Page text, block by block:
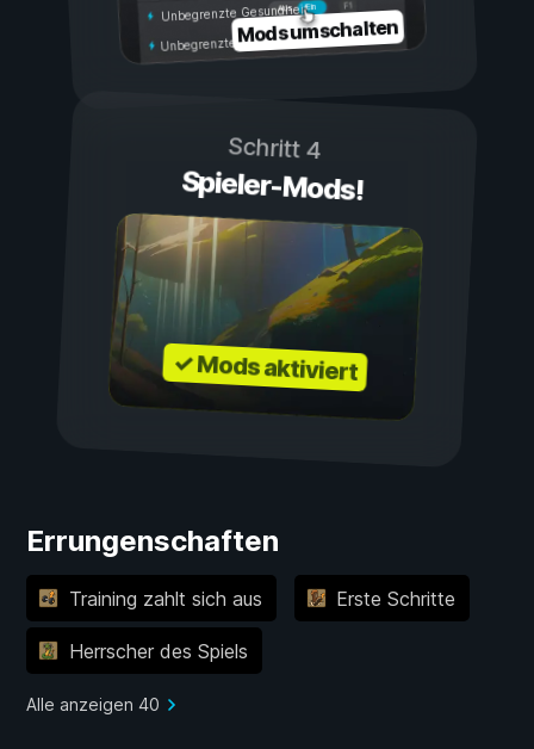
Ein
Aus
Unbegrenzte Gesundheit
Unbegrenzte AusdauerMods umschalten
Schritt 4
Spieler-Mods!
✓ Mods aktiviert
Errungenschaften
Training zahlt sich aus Erste Schritte
Herrscher des Spiels
Alle anzeigen 40